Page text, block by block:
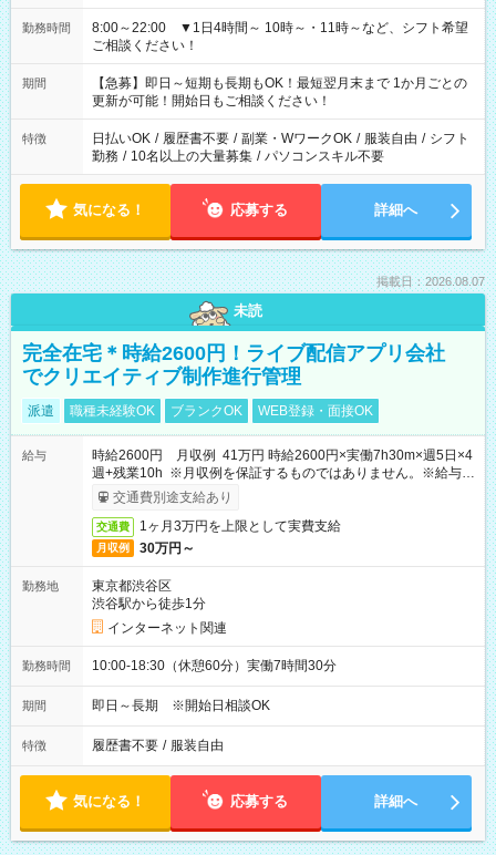
勤務時間
8:00～22:00 ▼1日4時間～ 10時～・11時～など、シフト希望
ご相談ください！
期間
【急募】即日～短期も長期もOK！最短翌月末まで 1か月ごとの
更新が可能！開始日もご相談ください！
特徴 日払いOK / 履歴書不要 / 副業・WワークOK / 服装自由 / シフト
勤務 / 10名以上の大量募集 / パソコンスキル不要
気になる！ 応募する 詳細へ
掲載日：2026.08.07
未読
完全在宅＊時給2600円！ライブ配信アプリ会社
でクリエイティブ制作進行管理
派遣 職種未経験OK ブランクOK WEB登録・面接OK
給与
時給2600円 月収例 41万円 時給2600円×実働7h30m×週5日×4
週+残業10h ※月収例を保証するものではありません。※給与即
受取りサービス利用可（利用条件有）
交通費別途支給あり
交通費 1ヶ月3万円を上限として実費支給
月収例 30万円～
勤務地
東京都渋谷区
渋谷駅から徒歩1分
インターネット関連
勤務時間 10:00-18:30（休憩60分）実働7時間30分
期間 即日～長期 ※開始日相談OK
特徴 履歴書不要 / 服装自由
気になる！ 応募する 詳細へ